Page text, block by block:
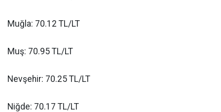
Muğla: 70.12 TL/LT
Muş: 70.95 TL/LT
Nevşehir: 70.25 TL/LT
Niğde: 70.17 TL/LT